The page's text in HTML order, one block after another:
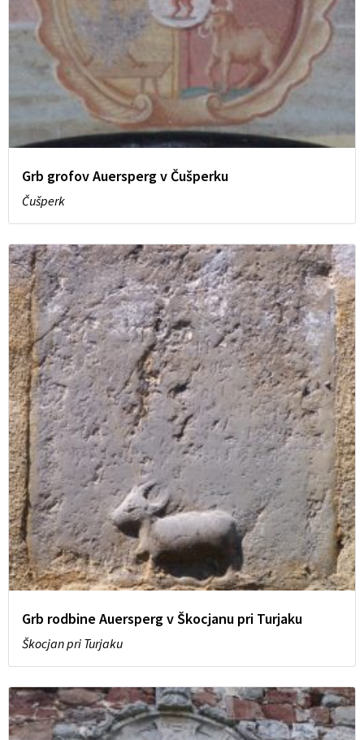
Grb grofov Auersperg v Čušperku
Čušperk
Grb rodbine Auersperg v Škocjanu pri Turjaku
Škocjan pri Turjaku